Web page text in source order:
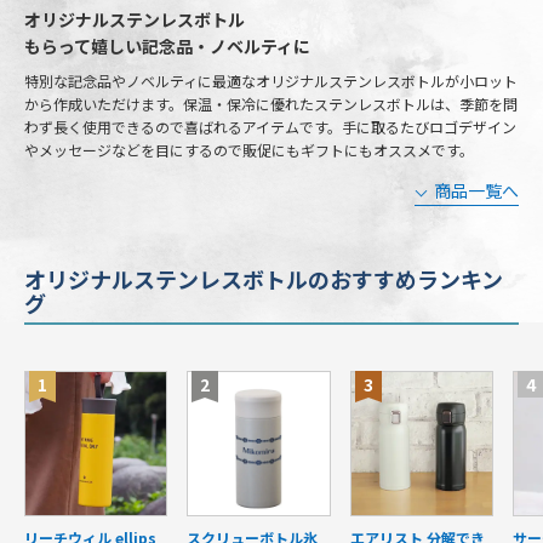
オリジナルステンレスボトル
もらって嬉しい記念品・ノベルティに
特別な記念品やノベルティに最適なオリジナルステンレスボトルが小ロット
から作成いただけます。保温・保冷に優れたステンレスボトルは、季節を問
わず長く使用できるので喜ばれるアイテムです。手に取るたびロゴデザイン
やメッセージなどを目にするので販促にもギフトにもオススメです。
商品一覧へ
オリジナルステンレスボトルのおすすめランキン
グ
リーチウィル ellips
スクリューボトル氷
エアリスト 分解でき
サ